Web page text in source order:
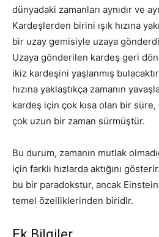
dünyadaki zamanları aynıdır ve
Kardeşlerden birini ışık hızına
bir uzay gemisiyle uzaya
Uzaya gönderilen kardeş geri
ikiz kardeşini yaşlanmış
hızına yaklaştıkça zamanın
kardeş için çok kısa olan bir
çok uzun bir zaman sürmüştür.
Bu durum, zamanın mutlak
için farklı hızlarda aktığını
bu bir paradokstur, ancak
temel özelliklerinden biridir.